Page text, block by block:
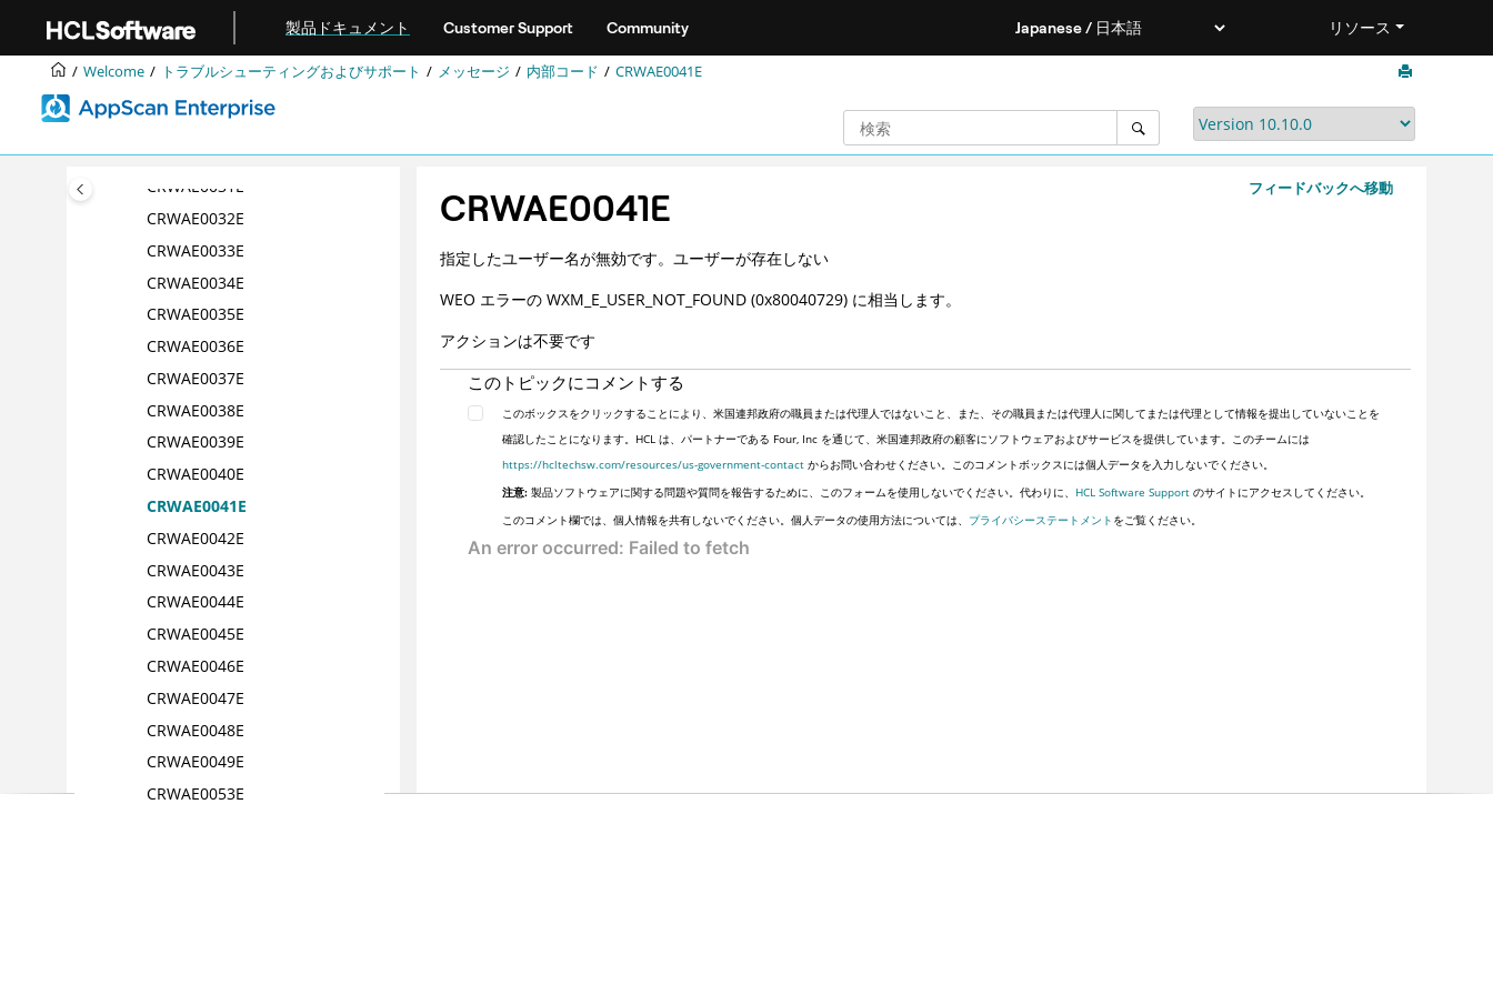
製品ドキュメント Customer Support Community リソース
Welcome トラブルシューティングおよびサポート メッセージ 内部コード CRWAE0041E
CRWAE0026E
CRWAE0027E
CRWAE0029E
CRWAE0030E
CRWAE0031E
CRWAE0032E
CRWAE0033E
CRWAE0034E
CRWAE0035E
CRWAE0036E
CRWAE0037E
CRWAE0038E
CRWAE0039E
CRWAE0040E
CRWAE0041E
CRWAE0042E
CRWAE0043E
CRWAE0044E
CRWAE0045E
CRWAE0046E
CRWAE0047E
CRWAE0048E
CRWAE0049E
CRWAE0053E
フィードバックへ移動
CRWAE0041E
指定したユーザー名が無効です。ユーザーが存在しない
WEO エラーの WXM_E_USER_NOT_FOUND (0x80040729) に相当します。
アクションは不要です
このトピックにコメントする
このボックスをクリックすることにより、米国連邦政府の職員または代理人ではないこと、また、その職員または代理人に関してまたは代理として情報を提出していないことを
確認したことになります。HCL は、パートナーである Four, Inc を通じて、米国連邦政府の顧客にソフトウェアおよびサービスを提供しています。このチームには
https://hcltechsw.com/resources/us-government-contact からお問い合わせください。このコメントボックスには個人データを入力しないでください。
注意: 製品ソフトウェアに関する問題や質問を報告するために、このフォームを使用しないでください。代わりに、 HCL Software Support のサイトにアクセスしてください。
このコメント欄では、個人情報を共有しないでください。個人データの使用方法については、 プライバシーステートメント をご覧ください。